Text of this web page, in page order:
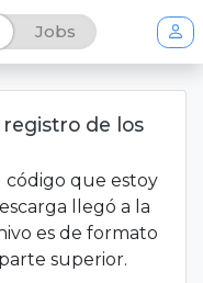
Jobs
de los
código que estoy
llegó a la
es de formato
superior.